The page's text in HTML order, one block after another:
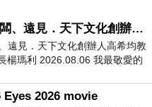
我最敬愛的老闆、遠見．天下文化創辦人高希均教授
遠見．天下文化創辦人高希均教
楊瑪利 2026.08.06 我最敬愛的
文化創辦人高希均教
Eyes 2026 movie